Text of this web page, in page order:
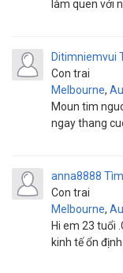
làm quen với
Ditimniemvui
Con trai
Melbourne,
Moun tim
ngay thang
anna8888
Con trai
Melbourne,
Hi em 23 tuổi
kinh tế ổn